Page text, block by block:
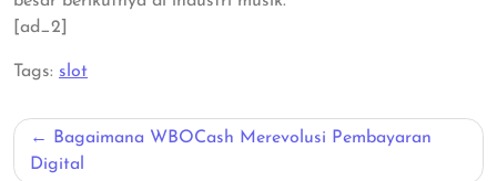
[ad_2]
Tags: slot
Post
navigation
Bagaimana WBOCash Merevolusi Pembayaran
Digital